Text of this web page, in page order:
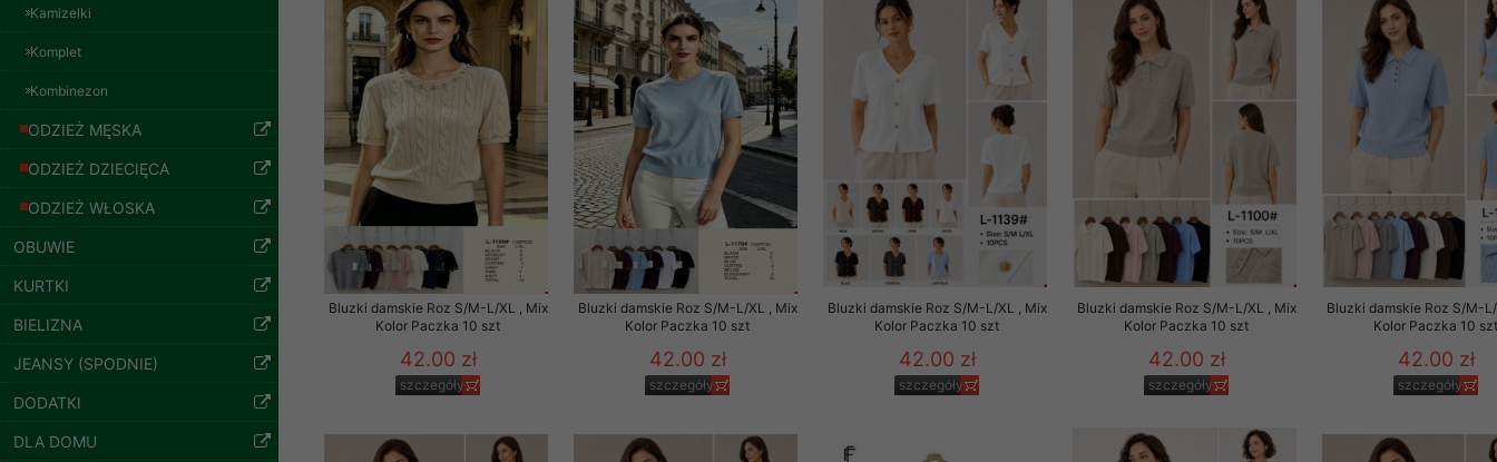
Kamizelki
Komplet
Kombinezon
ODZIEŻ MĘSKA
ODZIEŻ DZIECIĘCA
ODZIEŻ WŁOSKA
OBUWIE
KURTKI
BIELIZNA
JEANSY (SPODNIE)
DODATKI
DLA DOMU
Spodnie damskie
jeansy Roz 25-30, 1
Kolor Paczka 10 szt
Bluzki damskie Roz S/M-L/XL , Mix
Kolor Paczka 10 szt
42.00 zł
szczegóły
Bluzki damskie Roz S/M-L/XL , Mix
Kolor Paczka 10 szt
42.00 zł
szczegóły
Bluzki damskie Roz S/M-L/XL , Mix
Kolor Paczka 10 szt
42.00 zł
szczegóły
Bluzki damskie Roz S/M-L/XL , Mix
Kolor Paczka 10 szt
42.00 zł
szczegóły
Bluzki damskie Roz S/M-
Kolor Paczka 10
42.00 zł
szczegóły
Potrzebujemy na to Twojej zgody.
Jeżeli klikniesz przycisk „Przejdź dalej” lub zamkniesz to okno, to wyrazisz zgodę na przetwarzanie przez OMEZ
GROUP Sp. z o.o.
Wyrażenie zgody jest dobrowolne. Zgodę możesz w każdym momencie wycofać . Pamiętaj, że wycofanie zgody nie
wpływa na zgodność z prawem przetwarzania dokonanego wcześniej.
Dodatkowe informacje, w tym o przysługujących uprawnieniach (prawo dostępu, sprostowania oraz usunięcia
Twoich danych, ograniczenia ich przetwarzania, prawo do ich przenoszenia, niepodlegania zautomatyzowanemu
podejmowaniu decyzji, w tym profilowaniu, a także prawo wyrażenia sprzeciwu wobec przetwarzania Twoich
danych osobowych) znajdziesz w Polityce prywatności.
---------------------------------------------------
Polityka prywatności
Polityka prywatności sklepu